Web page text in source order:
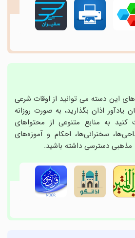
های این دسته می توانید از اوقات شرعی
یادآور اذان بگذارید، به صورت روزانه
کنید به منابع متنوعی از محتواهای
سخنرانی‌ها، احکام و آموزه‌های
مذهبی دسترسی داشته باشید.